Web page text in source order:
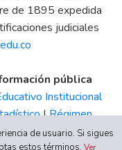
de 1895 expedida
judiciales
pública
Institucional
|Régimen
de Ética| Canal
de usuario. Si sigues
estos términos.Ver